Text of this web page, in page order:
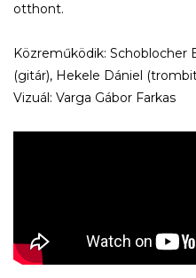
otthont.
Közreműködik: Schoblocher
(gitár), Hekele Dániel
Vizuál: Varga Gábor Farkas